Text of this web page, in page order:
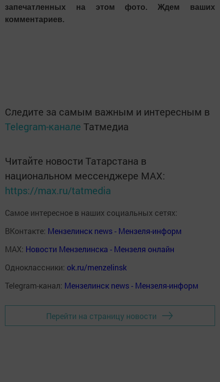
запечатленных на этом фото. Ждем ваших
комментариев.
Следите за самым важным и интересным в
Telegram-канале Татмедиа
Читайте новости Татарстана в
национальном мессенджере MАХ:
https://max.ru/tatmedia
Самое интересное в наших социальных сетях:
ВКонтакте: Мензелинск news - Мензеля-информ
MAX: Новости Мензелинска - Мензеля онлайн
Одноклассники: ok.ru/menzelinsk
Telegram-канал: Мензелинск news - Мензеля-информ
Перейти на страницу новости